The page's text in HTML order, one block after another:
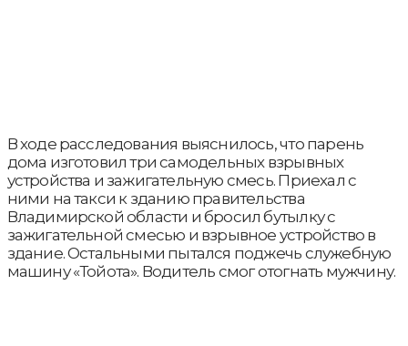
В ходе расследования выяснилось, что парень
дома изготовил три самодельных взрывных
устройства и зажигательную смесь. Приехал с
ними на такси к зданию правительства
Владимирской области и бросил бутылку с
зажигательной смесью и взрывное устройство в
здание. Остальными пытался поджечь служебную
машину «Тойота». Водитель смог отогнать мужчину.